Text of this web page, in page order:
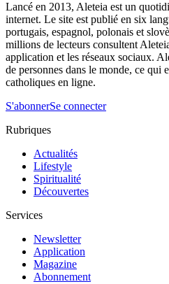
Lancé en 2013, Aleteia est un
internet. Le site est publié en six
portugais, espagnol, polonais et
millions de lecteurs consultent
application et les réseaux sociaux.
de personnes dans le monde, ce qui
catholiques en ligne.
S'abonnerSe connecter
Rubriques
Actualités
Lifestyle
Spiritualité
Découvertes
Services
Newsletter
Application
Magazine
Abonnement